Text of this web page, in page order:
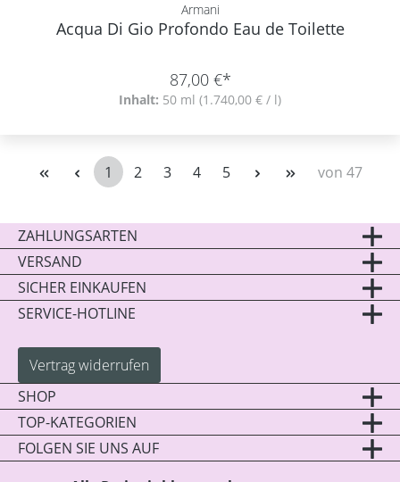
Armani
Acqua Di Gio Profondo Eau de Toilette
87,00 €*
Inhalt: 50 ml (1.740,00 € / l)
Seite
1 Seite
2 Seite
3 Seite
4 Seite
5 von 47
ZAHLUNGSARTEN
VERSAND
SICHER EINKAUFEN
SERVICE-HOTLINE
Vertrag widerrufen
SHOP
TOP-KATEGORIEN
FOLGEN SIE UNS AUF